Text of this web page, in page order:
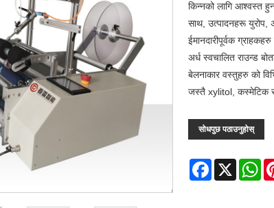
किन्नको लागि आश्वस्त
साथ, उत्पादनहरू युरोप,
ईमानदारीपूर्वक
अर्ध स्वचालित राउन्ड
बेलनाकार वस्तुहरु को
जस्तै xylitol, कस्मेटिक
सोधपुछ पठाउनुहोस्
Facebook
X